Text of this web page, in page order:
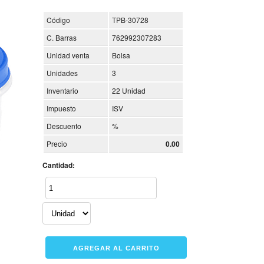
Código
TPB-30728
C. Barras
762992307283
Unidad venta
Bolsa
Unidades
3
Inventario
22 Unidad
Impuesto
ISV
Descuento
%
Precio
0.00
Cantidad: